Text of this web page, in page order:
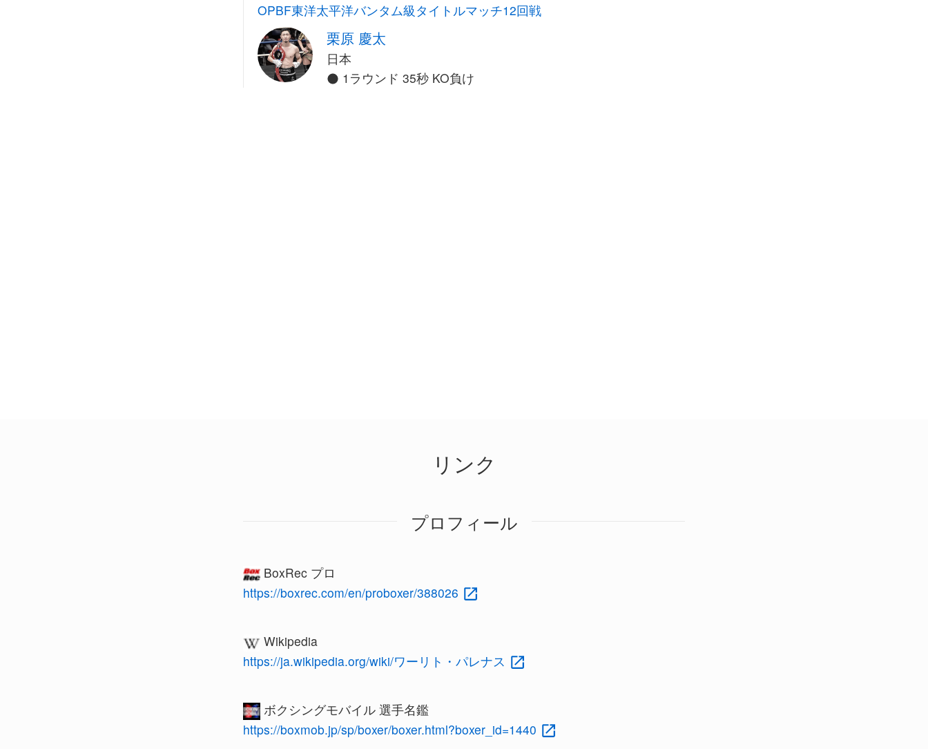
OPBF東洋太平洋バンタム級タイトルマッチ12回戦
栗原 慶太
日本
1ラウンド 35秒 KO負け
リンク
プロフィール
BoxRec プロ
https://boxrec.com/en/proboxer/388026
Wikipedia
https://ja.wikipedia.org/wiki/ワーリト・パレナス
ボクシングモバイル 選手名鑑
https://boxmob.jp/sp/boxer/boxer.html?boxer_id=1440